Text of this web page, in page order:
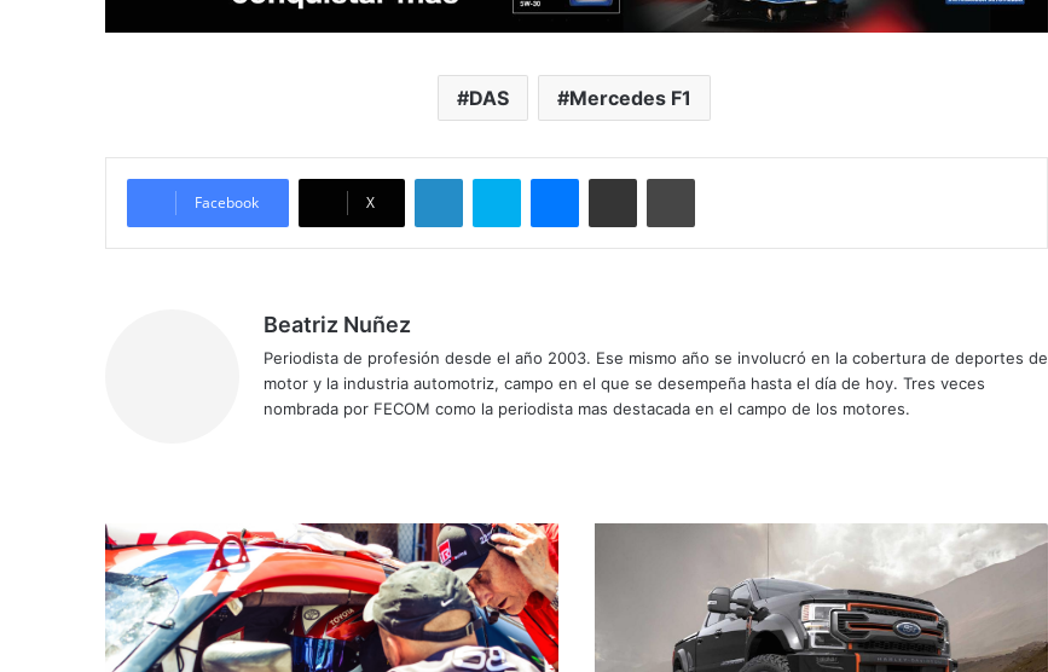
DAS Mercedes F1
Facebook X
LinkedInSkype MessengerCompartir por correo electrónicoImprimir
Beatriz Nuñez
Periodista de profesión desde el año 2003. Ese mismo año se involucró en la cobertura de deportes de
motor y la industria automotriz, campo en el que se desempeña hasta el día de hoy. Tres veces
nombrada por FECOM como la periodista mas destacada en el campo de los motores.
Jornada
de
ajustes
con
el
Supra
F-